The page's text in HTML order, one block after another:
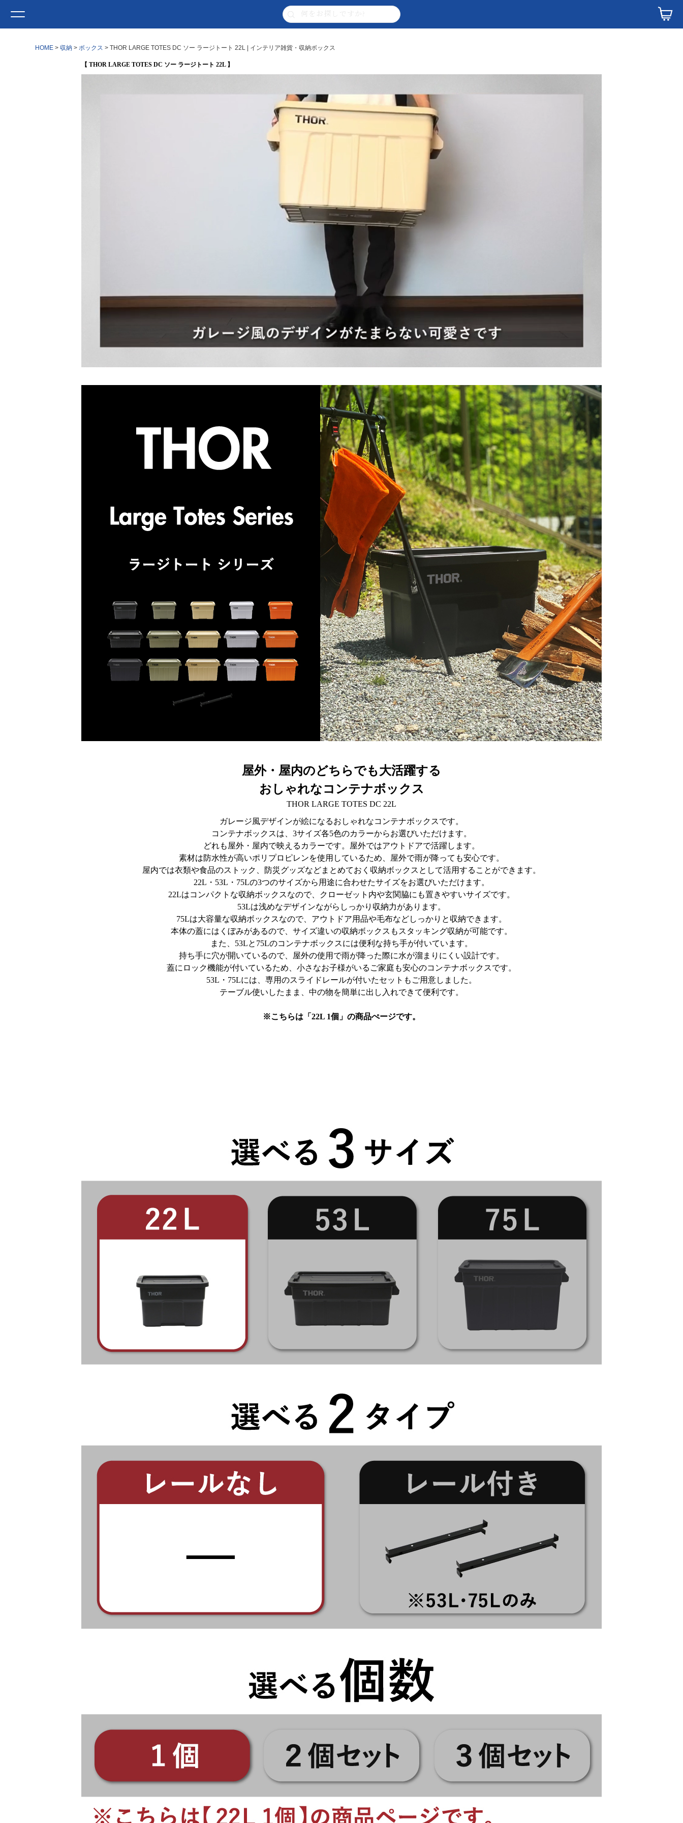
HOME 収納 ボックス THOR LARGE TOTES DC ソー ラージトート 22L | インテリア雑貨・収納ボックス
【 THOR LARGE TOTES DC ソー ラージトート 22L 】
屋外・屋内のどちらでも大活躍する
おしゃれなコンテナボックス
THOR LARGE TOTES DC 22L
ガレージ風デザインが絵になるおしゃれなコンテナボックスです。
コンテナボックスは、3サイズ各5色のカラーからお選びいただけます。
どれも屋外・屋内で映えるカラーです。屋外ではアウトドアで活躍します。
素材は防水性が高いポリプロピレンを使用しているため、屋外で雨が降っても安心です。
屋内では衣類や食品のストック、防災グッズなどまとめておく収納ボックスとして活用することができます。
22L・53L・75Lの3つのサイズから用途に合わせたサイズをお選びいただけます。
22Lはコンパクトな収納ボックスなので、クローゼット内や玄関脇にも置きやすいサイズです。
53Lは浅めなデザインながらしっかり収納力があります。
75Lは大容量な収納ボックスなので、アウトドア用品や毛布などしっかりと収納できます。
本体の蓋にはくぼみがあるので、サイズ違いの収納ボックスもスタッキング収納が可能です。
また、53Lと75Lのコンテナボックスには便利な持ち手が付いています。
持ち手に穴が開いているので、屋外の使用で雨が降った際に水が溜まりにくい設計です。
蓋にロック機能が付いているため、小さなお子様がいるご家庭も安心のコンテナボックスです。
53L・75Lには、専用のスライドレールが付いたセットもご用意しました。
テーブル使いしたまま、中の物を簡単に出し入れできて便利です。
※こちらは「22L 1個」の商品ぺージです。